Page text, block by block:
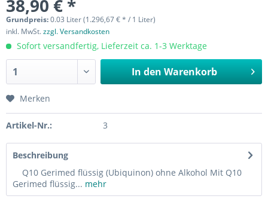
38,90 € *
Grundpreis:0.03 Liter (1.296,67 € * / 1 Liter)
inkl. MwSt.zzgl. Versandkosten
Sofort versandfertig, Lieferzeit ca. 1-3 Werktage
In den Warenkorb
Merken
Artikel-Nr.: 3
Beschreibung
Q10 Gerimed flüssig (Ubiquinon) ohne Alkohol Mit Q10
Gerimed flüssig... mehr